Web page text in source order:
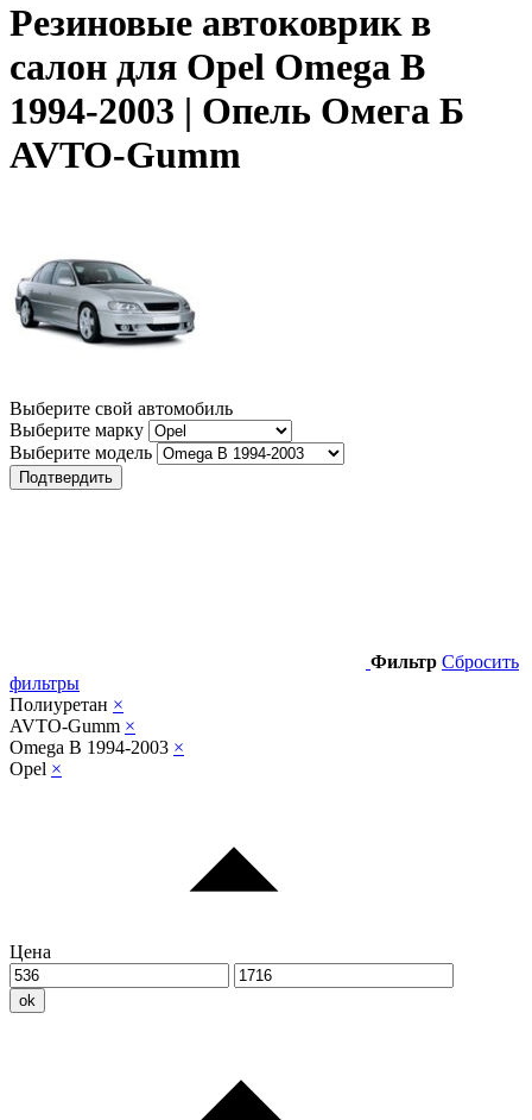
Резиновые автоковрик в
салон для Opel Omega B
1994-2003 | Опель Омега Б
AVTO-Gumm
Выберите свой автомобиль
Выберите марку
Выберите модель
Подтвердить
Фильтр Сбросить
фильтры
Полиуретан ×
AVTO-Gumm ×
Omega B 1994-2003 ×
Opel ×
Цена
ok